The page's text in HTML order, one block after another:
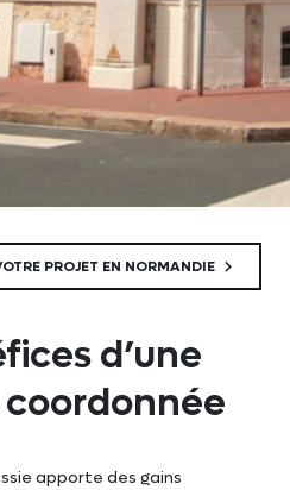
PROJET EN NORMANDIE
d’une
apporte des gains